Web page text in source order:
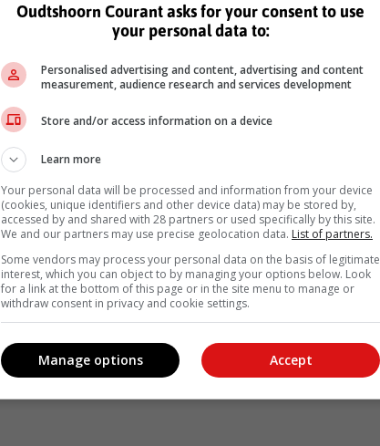
Oudtshoorn Courant asks for your consent to use
your personal data to:
Personalised advertising and content, advertising and content
measurement, audience research and services development
Store and/or access information on a device
Learn more
Your personal data will be processed and information from your device
(cookies, unique identifiers and other device data) may be stored by,
accessed by and shared with 28 partners or used specifically by this site.
We and our partners may use precise geolocation data. List of partners.
Some vendors may process your personal data on the basis of legitimate
interest, which you can object to by managing your options below. Look
for a link at the bottom of this page or in the site menu to manage or
withdraw consent in privacy and cookie settings.
Accept
Manage options